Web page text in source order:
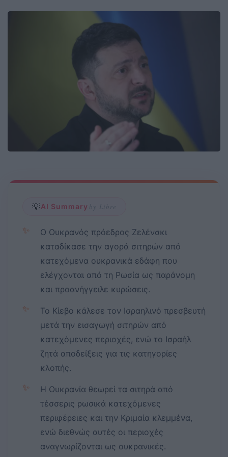
💡AI Summary by Libre
✨
Ο Ουκρανός πρόεδρος Ζελένσκι
καταδίκασε την αγορά σιτηρών από
κατεχόμενα ουκρανικά εδάφη που
ελέγχονται από τη Ρωσία ως παράνομη
και προανήγγειλε κυρώσεις.
✨
Το Κίεβο κάλεσε τον Ισραηλινό πρεσβευτή
μετά την εισαγωγή σιτηρών από
κατεχόμενες περιοχές, ενώ το Ισραήλ
ζητά αποδείξεις για τις κατηγορίες
κλοπής.
✨
Η Ουκρανία θεωρεί τα σιτηρά από
τέσσερις ρωσικά κατεχόμενες
περιφέρειες και την Κριμαία κλεμμένα,
ενώ διεθνώς αυτές οι περιοχές
αναγνωρίζονται ως ουκρανικές.